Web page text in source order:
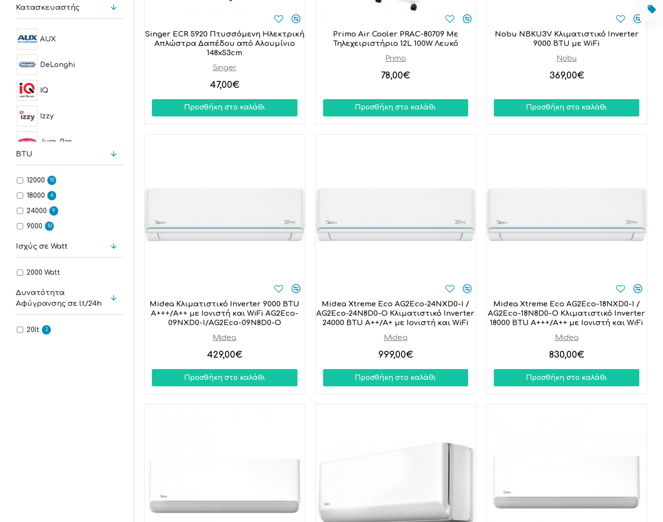
Κατασκευαστής
AUX
DeLonghi
IQ
Izzy
Juro-Pro
Kerosun
Life
Nobu
Pitsos
Singer
BTU
12000 10
18000 6
24000 9
9000 10
Ισχύς σε Watt
2000 Watt
Δυνατότητα
Αφύγρανσης σε lt/24h
20lt 2
Singer
Singer ECR 5920 Πτυσσόμενη Ηλεκτρική
Απλώστρα Δαπέδου από Αλουμίνιο
148x53cm
47,00€
Προσθήκη στο καλάθι
Primo
Primo Air Cooler PRAC-80709 Με
Τηλεχειριστήριο 12L 100W Λευκό
78,00€
Προσθήκη στο καλάθι
Nobu
Nobu NBKU3V Κλιματιστικό Inverter
9000 BTU με WiFi
369,00€
Προσθήκη στο καλάθι
Midea
Midea Κλιματιστικό Inverter 9000 BTU
A+++/A++ με Ιονιστή και WiFi AG2Eco-
09NXD0-I/AG2Eco-09N8D0-O
429,00€
Προσθήκη στο καλάθι
Midea
Midea Xtreme Eco AG2Eco-24NXD0-I /
AG2Eco-24N8D0-O Κλιματιστικό Inverter
24000 BTU A++/A+ με Ιονιστή και WiFi
999,00€
Προσθήκη στο καλάθι
Midea
Midea Xtreme Eco AG2Eco-18NXD0-I /
AG2Eco-18N8D0-O Κλιματιστικό Inverter
18000 BTU A+++/A++ με Ιονιστή και WiFi
830,00€
Προσθήκη στο καλάθι